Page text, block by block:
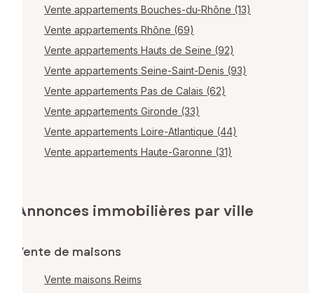
Vente appartements Bouches-du-Rhône (13)
Vente appartements Rhône (69)
Vente appartements Hauts de Seine (92)
Vente appartements Seine-Saint-Denis (93)
Vente appartements Pas de Calais (62)
Vente appartements Gironde (33)
Vente appartements Loire-Atlantique (44)
Vente appartements Haute-Garonne (31)
Annonces immobilières par ville
Vente de maisons
Vente maisons Reims